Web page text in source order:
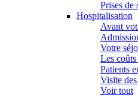
Prises de
Hospitalisation
Avant
Votre
Les
Patients
Visite
Voir tout